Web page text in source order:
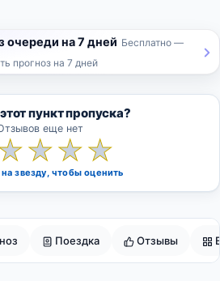
Поездка Отзывы
очереди на 7 дней Бесплатно —
прогноз на 7 дней
пункт пропуска?
еще нет
★★★
звезду, чтобы оценить